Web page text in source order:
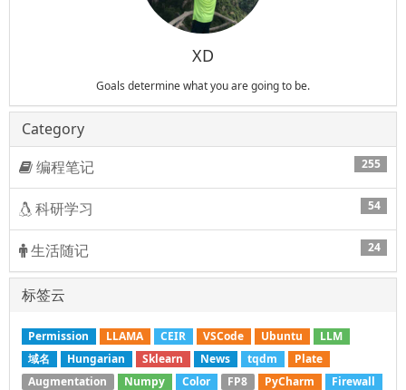
XD
Goals determine what you are going to be.
Category
编程笔记
255
科研学习 54
生活随记 24
标签云
Permission LLAMA CEIR VSCode Ubuntu
LLM
域名
Hungarian Sklearn News tqdm
Plate
Augmentation
Numpy Color FP8 PyCharm
Firewall